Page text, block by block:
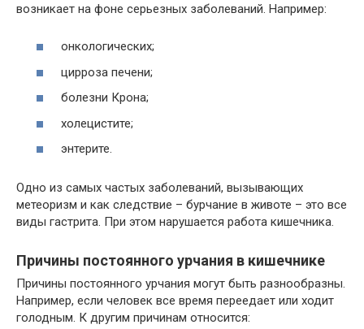
возникает на фоне серьезных заболеваний. Например:
онкологических;
цирроза печени;
болезни Крона;
холецистите;
энтерите.
Одно из самых частых заболеваний, вызывающих
метеоризм и как следствие – бурчание в животе – это все
виды гастрита. При этом нарушается работа кишечника.
Причины постоянного урчания в кишечнике
Причины постоянного урчания могут быть разнообразны.
Например, если человек все время переедает или ходит
голодным. К другим причинам относится: